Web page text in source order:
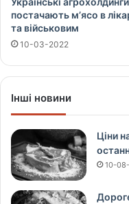
постачають м’ясо в
та військовим
10-03-2022
Інші новини
Ціни
10-